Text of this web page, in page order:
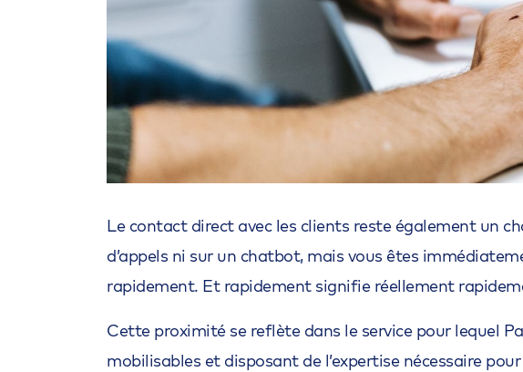
Le contact direct avec les clients reste également un
d’appels ni sur un chatbot, mais vous êtes
rapidement. Et rapidement signifie réellement
Cette proximité se reflète dans le service pour lequel
mobilisables et disposant de l’expertise nécessaire